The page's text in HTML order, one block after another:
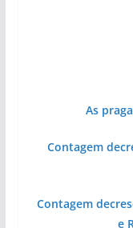
As
Contagem
Contagem
e